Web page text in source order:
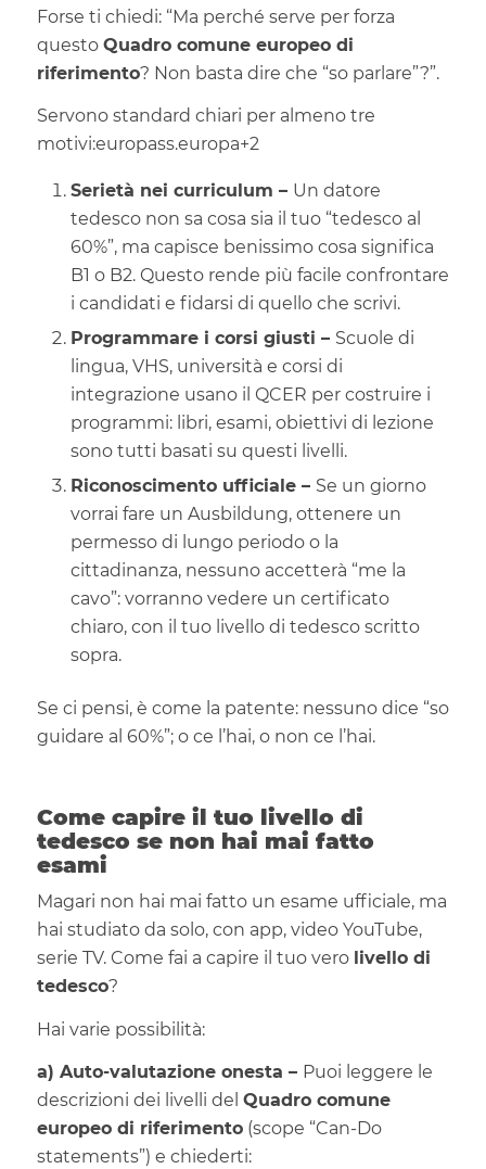
Forse ti chiedi: “Ma perché serve per forza
questo Quadro comune europeo di
riferimento? Non basta dire che “so parlare”?”.
Servono standard chiari per almeno tre
motivi:europass.europa+2
Serietà nei curriculum – Un datore
tedesco non sa cosa sia il tuo “tedesco al
60%”, ma capisce benissimo cosa significa
B1 o B2. Questo rende più facile confrontare
i candidati e fidarsi di quello che scrivi.
Programmare i corsi giusti – Scuole di
lingua, VHS, università e corsi di
integrazione usano il QCER per costruire i
programmi: libri, esami, obiettivi di lezione
sono tutti basati su questi livelli.
Riconoscimento ufficiale – Se un giorno
vorrai fare un Ausbildung, ottenere un
permesso di lungo periodo o la
cittadinanza, nessuno accetterà “me la
cavo”: vorranno vedere un certificato
chiaro, con il tuo livello di tedesco scritto
sopra.
Se ci pensi, è come la patente: nessuno dice “so
guidare al 60%”; o ce l’hai, o non ce l’hai.
Come capire il tuo livello di
tedesco se non hai mai fatto
esami
Magari non hai mai fatto un esame ufficiale, ma
hai studiato da solo, con app, video YouTube,
serie TV. Come fai a capire il tuo vero livello di
tedesco?
Hai varie possibilità:
a) Auto-valutazione onesta – Puoi leggere le
descrizioni dei livelli del Quadro comune
europeo di riferimento(scope “Can-Do
statements”) e chiederti: